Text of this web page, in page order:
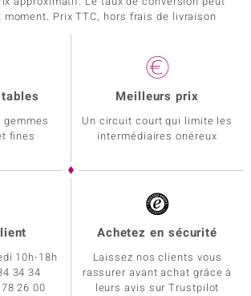
Prix TTC, hors frais de livraison
gemmes
fines
Meilleurs prix
Un circuit court qui limite les
intermédiaires onéreux
10h-18h
34 34
26 00
Achetez en sécurité
Laissez nos clients vous
rassurer avant achat grâce à
leurs avis sur Trustpilot